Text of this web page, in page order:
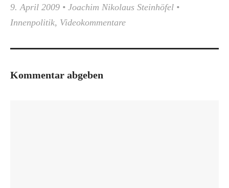
9. April 2009 • Joachim Nikolaus Steinhöfel •
Innenpolitik, Videokommentare
Kommentar abgeben